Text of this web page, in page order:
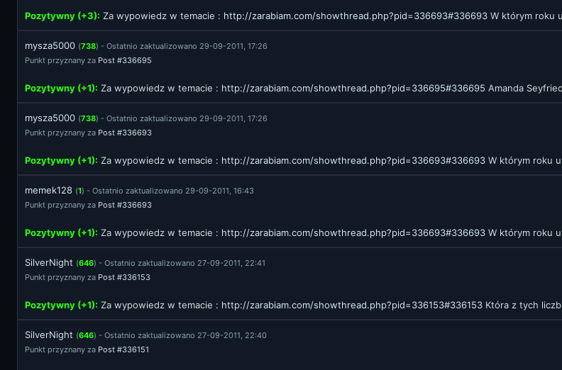
Pozytywny (+3): Za wypowiedz w temacie : http://zarabiam.com/showthread.php?pid=336693#336693 W którym roku
mysza5000 (738) - Ostatnio zaktualizowano 29-09-2011, 17:26
Punkt przyznany za Post #336695
Pozytywny (+1): Za wypowiedz w temacie : http://zarabiam.com/showthread.php?pid=336695#336695 Amanda
mysza5000 (738) - Ostatnio zaktualizowano 29-09-2011, 17:26
Punkt przyznany za Post #336693
Pozytywny (+1): Za wypowiedz w temacie : http://zarabiam.com/showthread.php?pid=336693#336693 W którym roku
memek128 (1) - Ostatnio zaktualizowano 29-09-2011, 16:43
Punkt przyznany za Post #336693
Pozytywny (+1): Za wypowiedz w temacie : http://zarabiam.com/showthread.php?pid=336693#336693 W którym roku
SilverNight (646) - Ostatnio zaktualizowano 27-09-2011, 22:41
Punkt przyznany za Post #336153
Pozytywny (+1): Za wypowiedz w temacie : http://zarabiam.com/showthread.php?pid=336153#336153 Która z tych
SilverNight (646) - Ostatnio zaktualizowano 27-09-2011, 22:40
Punkt przyznany za Post #336151